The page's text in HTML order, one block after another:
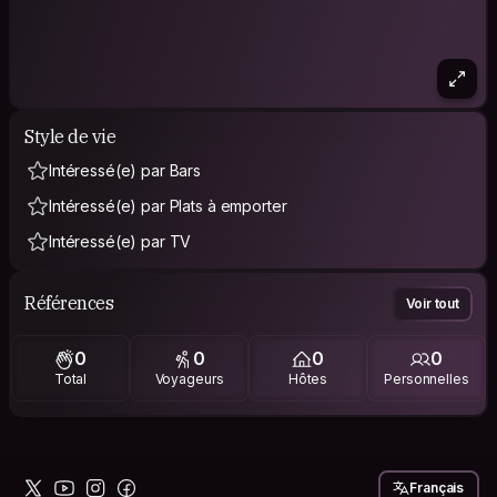
Style de vie
Intéressé(e) par Bars
Intéressé(e) par Plats à emporter
Intéressé(e) par TV
Références Voir tout
0
Total
0
Voyageurs
0
Hôtes
0
Personnelles
Français